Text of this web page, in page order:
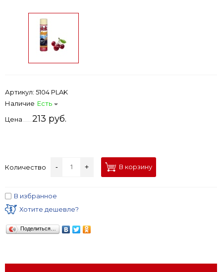
Артикул: 5104 PLAK
Наличие Есть
Цена
213 руб.
Количество - + В корзину
В избранное
Хотите дешевле?
Поделиться…